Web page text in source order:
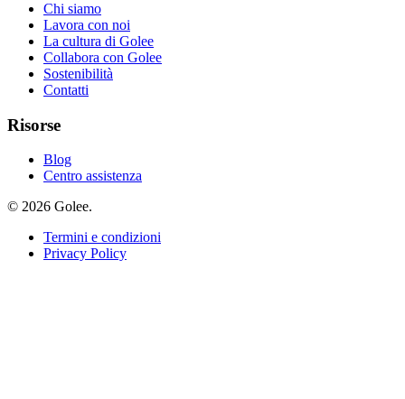
Chi siamo
Lavora con noi
La cultura di Golee
Collabora con Golee
Sostenibilità
Contatti
Risorse
Blog
Centro assistenza
© 2026 Golee.
Termini e condizioni
Privacy Policy